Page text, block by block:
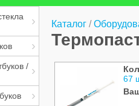
/
Каталог /
67